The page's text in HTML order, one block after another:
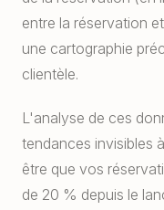
entre la réservation
une cartographie
clientèle.
L'analyse de ces
tendances invisibles
être que vos
de 20 % depuis le